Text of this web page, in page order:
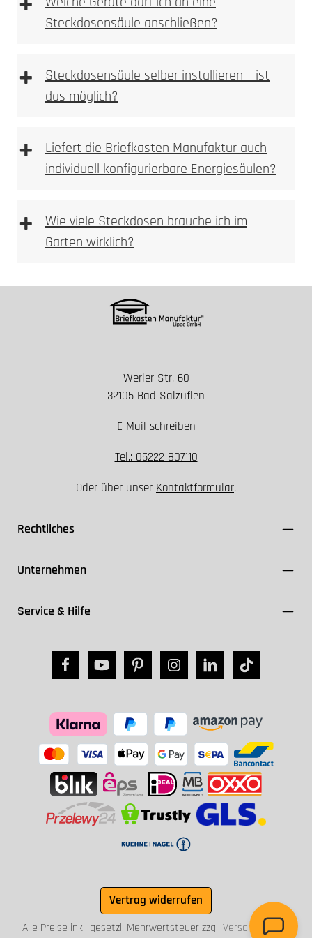
Leitungsschutzschalter
UV-stabile Oberflächen
Steckdosensäule anschließen?
+
Steckdosensäule selber installieren – ist
das möglich?
Installation nur spannungsfrei durchführen
Kabel ausschließlich für den Außenbereich (z. B.
VDE- und Herstellerangaben einhalten
+
Liefert die Briefkasten Manufaktur auch
individuell konfigurierbare Energiesäulen?
+
Wie viele Steckdosen brauche ich im
Garten wirklich?
Werler Str. 60
32105 Bad Salzuflen
E-Mail schreiben
Tel.: 05222 807110
Oder über unser Kontaktformular.
Rechtliches
Unternehmen
Service & Hilfe
Vertrag widerrufen
Alle Preise inkl. gesetzl. Mehrwertsteuer zzgl. Versandkosten